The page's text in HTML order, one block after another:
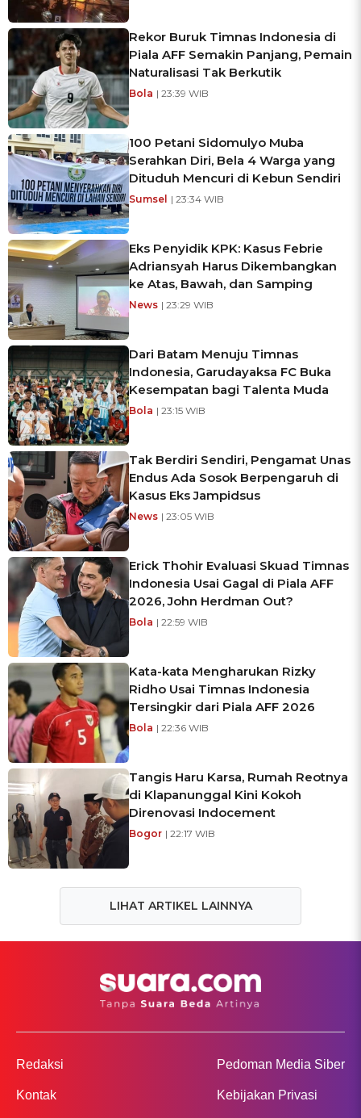
Rekor Buruk Timnas Indonesia di
Piala AFF Semakin Panjang, Pemain
Naturalisasi Tak Berkutik
Bola | 23:39 WIB
100 Petani Sidomulyo Muba
Serahkan Diri, Bela 4 Warga yang
Dituduh Mencuri di Kebun Sendiri
Sumsel | 23:34 WIB
Eks Penyidik KPK: Kasus Febrie
Adriansyah Harus Dikembangkan
ke Atas, Bawah, dan Samping
News | 23:29 WIB
Dari Batam Menuju Timnas
Indonesia, Garudayaksa FC Buka
Kesempatan bagi Talenta Muda
Bola | 23:15 WIB
Tak Berdiri Sendiri, Pengamat Unas
Endus Ada Sosok Berpengaruh di
Kasus Eks Jampidsus
News | 23:05 WIB
Erick Thohir Evaluasi Skuad Timnas
Indonesia Usai Gagal di Piala AFF
2026, John Herdman Out?
Bola | 22:59 WIB
Kata-kata Mengharukan Rizky
Ridho Usai Timnas Indonesia
Tersingkir dari Piala AFF 2026
Bola | 22:36 WIB
Tangis Haru Karsa, Rumah Reotnya
di Klapanunggal Kini Kokoh
Direnovasi Indocement
Bogor | 22:17 WIB
LIHAT ARTIKEL LAINNYA
Redaksi
Kontak
Pedoman Media Siber
Kebijakan Privasi